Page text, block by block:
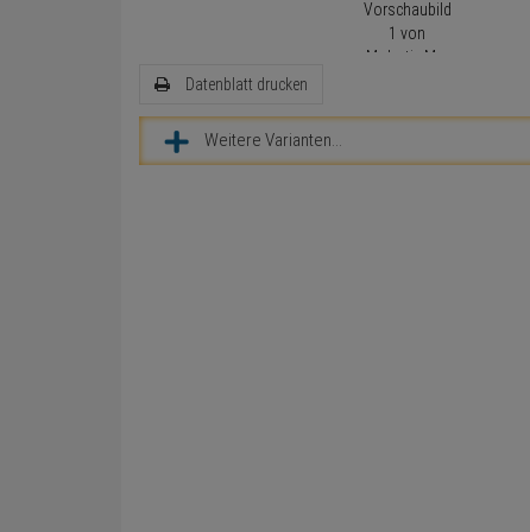
Datenblatt drucken
Weitere Varianten...